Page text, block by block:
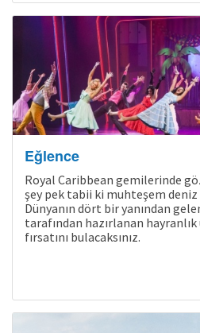
Eğlence
Royal Caribbean gemilerinde
şey pek tabii ki muhteşem deniz
Dünyanın dört bir yanından
tarafından hazırlanan
fırsatını bulacaksınız.